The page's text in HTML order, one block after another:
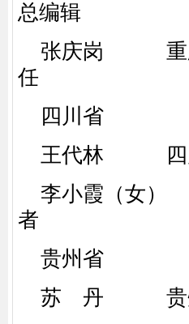
总编辑
张庆岗 重庆
任
四川省
王代林 四川
李小霞（女）
者
贵州省
苏 丹 贵州